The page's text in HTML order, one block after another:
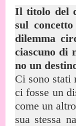
Il titolo del
sul
dilemma
ciascuno di
no un
Ci sono stati
ci fosse un
come un
sua stessa